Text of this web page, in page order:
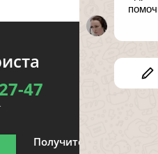
47
Получите консультацию